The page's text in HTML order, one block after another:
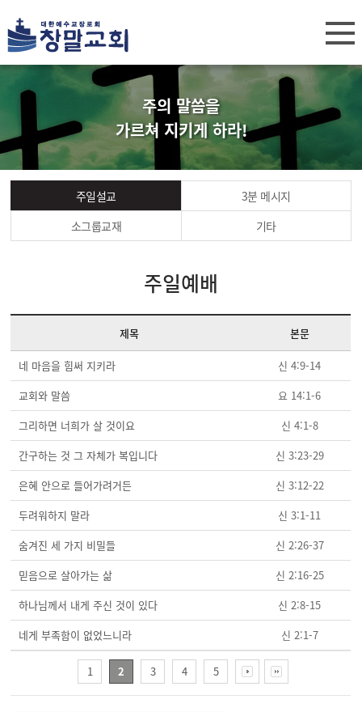
주의 말씀을
가르쳐 지키게 하라!
주일설교
3분 메시지
소그룹교재
기타
주일예배
제목 본문
네 마음을 힘써 지키라
신 4:9-14
교회와 말씀
요 14:1-6
그리하면 너희가 살 것이요
신 4:1-8
간구하는 것 그 자체가 복입니다
신 3:23-29
은혜 안으로 들어가려거든
신 3:12-22
두려워하지 말라
신 3:1-11
숨겨진 세 가지 비밀들
신 2:26-37
믿음으로 살아가는 삶
신 2:16-25
하나님께서 내게 주신 것이 있다
신 2:8-15
네게 부족함이 없었느니라
신 2:1-7
1 2 3 4 5